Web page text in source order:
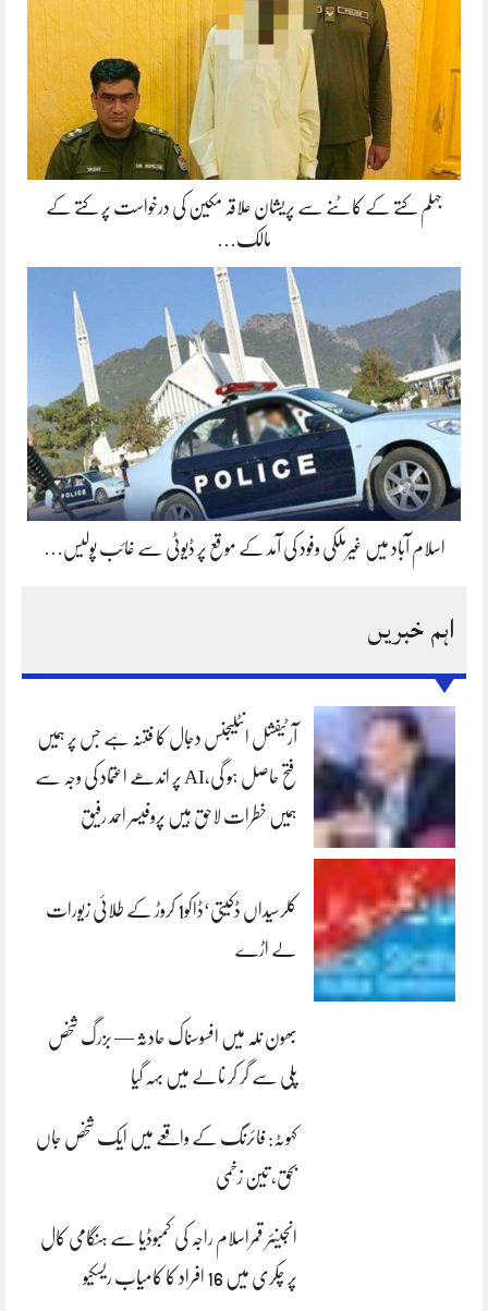
جہلم کتے کے کاٹنے سے پریشان علاقہ مکین کی درخواست پر کتے کے
مالک…
اسلام آباد میں غیرملکی وفود کی آمد کے موقع پر ڈیوٹی سے غائب پولیس…
اہم خبریں
آرٹیفشل انٹلیجنس دجال کا فتنہ ہے جس پر ہمیں
فتح حاصل ہو گی،AI پر اندھے اعتماد کی وجہ سے
ہمیں خطرات لاحق ہیں پروفیسر احمد رفیق
کلرسیداں ڈکیتی‘ڈاکو1 کروڑ کے طلائی زیورات
لے اڑے
بھون نلہ میں افسوسناک حادثہ — بزرگ شخص
پلی سے گر کر نالے میں بہہ گیا
کہوٹہ: فائرنگ کے واقعے میں ایک شخص جاں
بحق، تین زخمی
انجینئر قمراسلام راجہ کی کمبوڈیا سے ہنگامی کال
پر چکری میں 16 افراد کا کامیاب ریسکیو